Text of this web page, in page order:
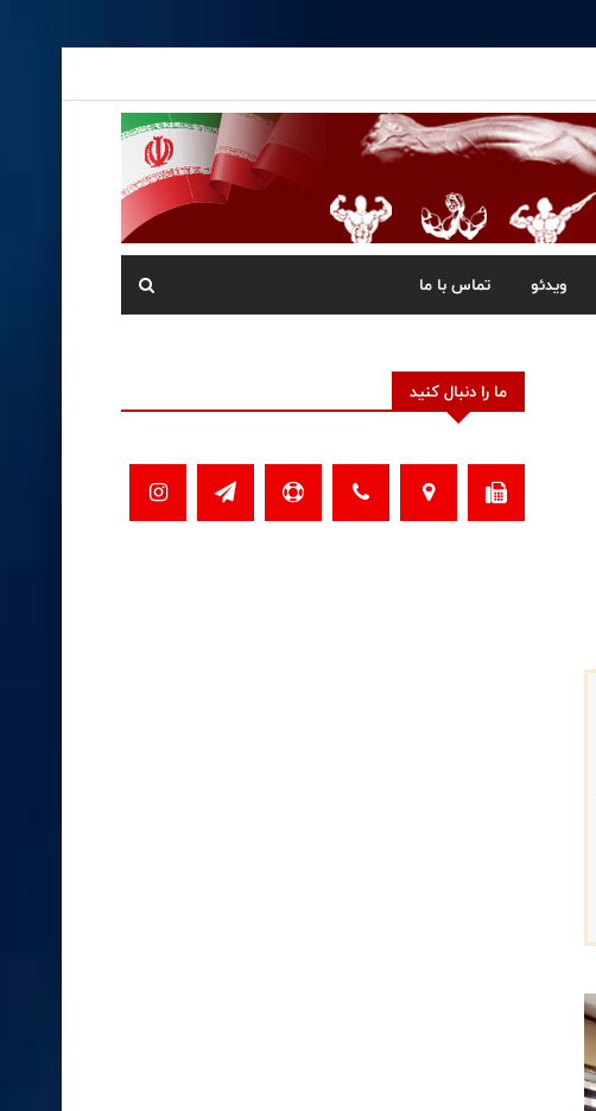
ویدئو تماس با ما
ما را دنبال کنید